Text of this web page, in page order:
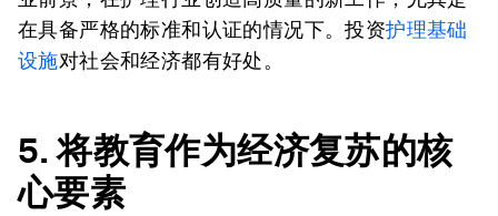
在具备严格的标准和认证的情况下。投资护理基础
设施对社会和经济都有好处。
5. 将教育作为经济复苏的核
心要素